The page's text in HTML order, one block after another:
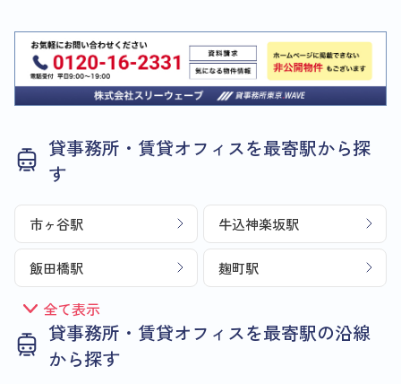
貸事務所・賃貸オフィスを最寄駅から探
す
市ヶ谷駅 牛込神楽坂駅
飯田橋駅 麹町駅
全て表示
貸事務所・賃貸オフィスを最寄駅の沿線
から探す